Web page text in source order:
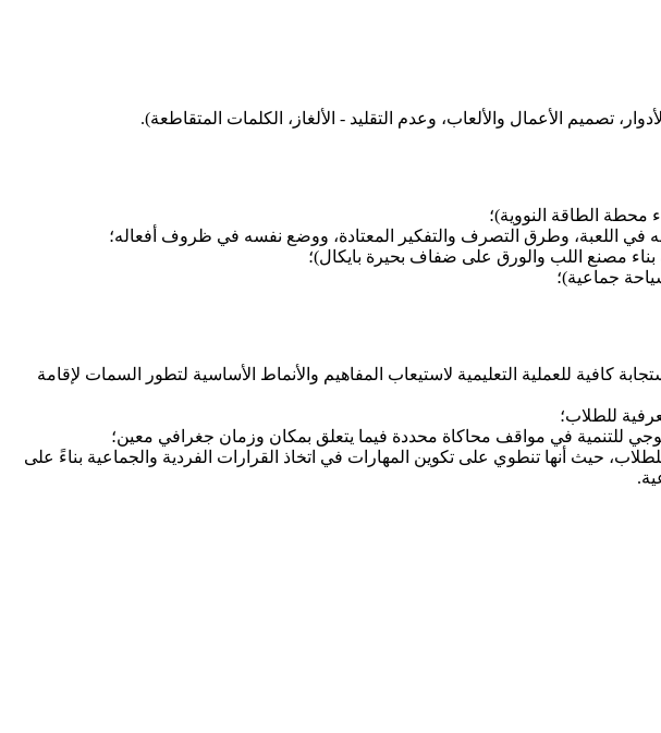
تصميم الأعمال والألعاب، وعدم التقليد - الألغاز، الكلمات المتقاطعة).
محطة الطاقة النووية)؛
اللعبة، وطرق التصرف والتفكير المعتادة، ووضع نفسه في ظروف أفعاله؛
بناء مصنع اللب والورق على ضفاف بحيرة بايكال)؛
جماعية)؛
كافية للعملية التعليمية لاستيعاب المفاهيم والأنماط الأساسية لتطور السمات لإقامة
للطلاب؛
للتنمية في مواقف محاكاة محددة فيما يتعلق بمكان وزمان جغرافي معين؛
حيث أنها تنطوي على تكوين المهارات في اتخاذ القرارات الفردية والجماعية بناءً على